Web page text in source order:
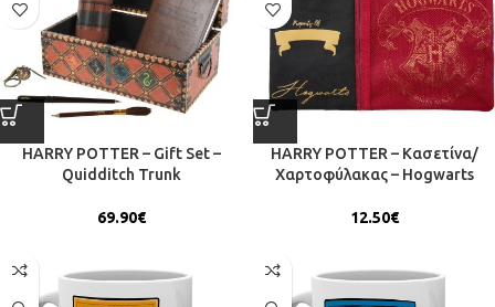
HARRY POTTER – Gift Set –
Quidditch Trunk
69.90€
HARRY POTTER – Κασετίνα/
Χαρτοφύλακας – Hogwarts
12.50€